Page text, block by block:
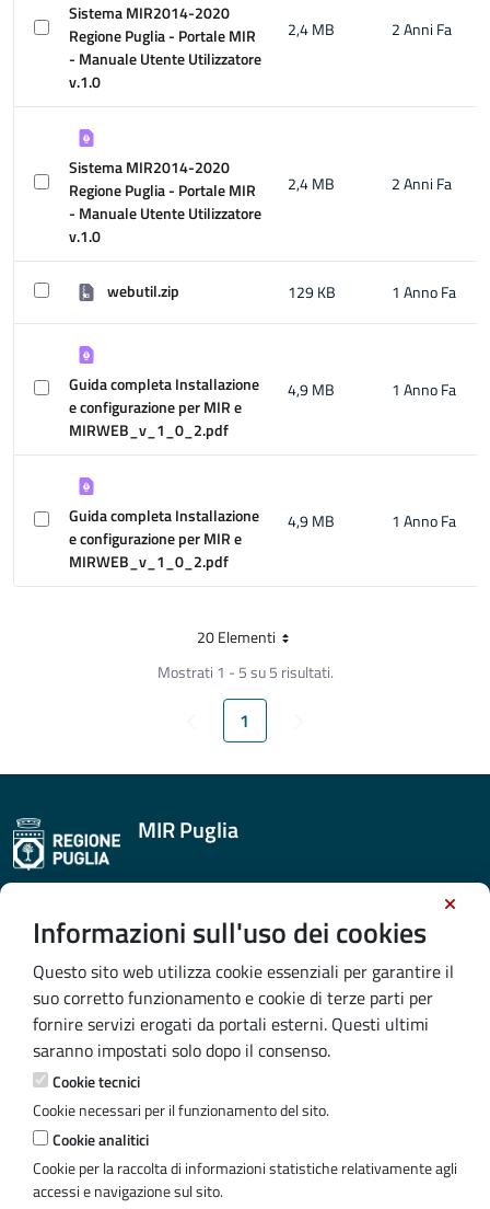
Informazioni sull'uso dei cookies
Questo sito web utilizza cookie essenziali per garantire il
suo corretto funzionamento e cookie di terze parti per
fornire servizi erogati da portali esterni. Questi ultimi
saranno impostati solo dopo il consenso.
Cookie tecnici
Cookie necessari per il funzionamento del sito.
Cookie analitici
Cookie per la raccolta di informazioni statistiche relativamente agli
accessi e navigazione sul sito.
Sistema MIR2014-2020
Regione Puglia - Portale MIR
- Manuale Utente Utilizzatore
v.1.0
2,4 MB 2 Anni Fa
Sistema MIR2014-2020
Regione Puglia - Portale MIR
- Manuale Utente Utilizzatore
v.1.0
2,4 MB 2 Anni Fa
webutil.zip 129 KB 1 Anno Fa
Guida completa Installazione
e configurazione per MIR e
MIRWEB_v_1_0_2.pdf
4,9 MB 1 Anno Fa
Guida completa Installazione
e configurazione per MIR e
MIRWEB_v_1_0_2.pdf
4,9 MB 1 Anno Fa
20 Elementi
Per Page
Mostrati 1 - 5 su 5 risultati.
Pagina
1
MIR Puglia
CONTATTI E INDIRIZZI
VIA G. GENTILE 52,70100 - BARI
Mail:helpdeskmir@innova.puglia.it
Pec:attuazionedelprogramma@pec.rupar.puglia.it
Iniziativa finanziata con risorse del PO Puglia 2014/2020 -